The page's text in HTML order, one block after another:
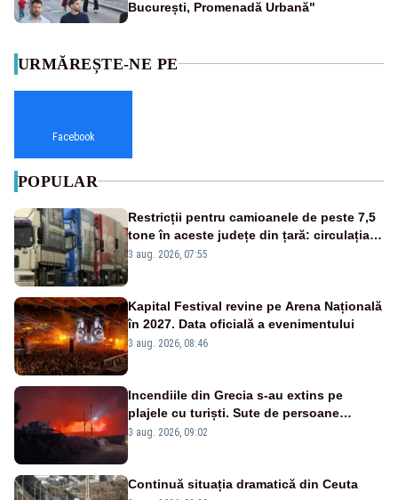
București, Promenadă Urbană"
URMĂREȘTE-NE PE
Facebook
POPULAR
Restricții pentru camioanele de peste 7,5
tone în aceste județe din țară: circulația
este interzisă luni, între orele 12:00 și
3 aug. 2026, 07:55
Kapital Festival revine pe Arena Națională
în 2027. Data oficială a evenimentului
3 aug. 2026, 08:46
Incendiile din Grecia s-au extins pe
plajele cu turiști. Sute de persoane
evacuate pe mare, drumuri blocate de
3 aug. 2026, 09:02
Continuă situația dramatică din Ceuta